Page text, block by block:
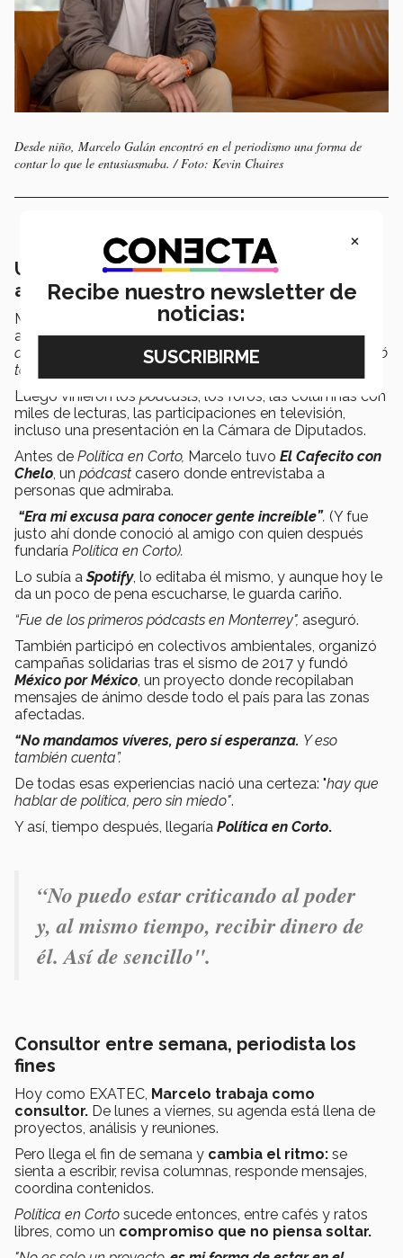
Desde niño, Marcelo Galán encontró en el periodismo una forma de
contar lo que le entusiasmaba. / Foto: Kevin Chaires
Un periodista que se formó desde los 9
años
Marcelo comenzó en el periodismo a las 9 años.
abuelo le enseñó a leer el periódico.“Los domingos me
daba la sección de deportes y las caricaturas. Ahí empezó
todo”.
Luego vinieron los pódcasts , los foros, las columnas con
miles de lecturas, las participaciones en televisión,
incluso una presentación en la Cámara de Diputados.
Antes de Política en Corto, Marcelo tuvo El Cafecito con
Chelo , un pódcast casero donde entrevistaba a
personas que admiraba.
“Era mi excusa para conocer gente increíble”. (Y fue
justo ahí donde conoció al amigo con quien después
fundaría Política en Corto).
Lo subía aSpotify, lo editaba él mismo, y aunque hoy le
da un poco de pena escucharse, le guarda cariño.
“Fue de los primeros pódcasts en Monterrey", aseguró.
También participó en colectivos ambientales, organizó
campañas solidarias tras el sismo de 2017 y fundó
México por México , un proyecto donde recopilaban
mensajes de ánimo desde todo el país para las zonas
afectadas.
“No mandamos víveres, pero sí esperanza. Y eso
también cuenta”.
De todas esas experiencias nació una certeza: "hay que
hablar de política, pero sin miedo".
Y así, tiempo después, llegaría Política en Corto.
“No puedo estar criticando al poder
y, al mismo tiempo, recibir dinero de
él. Así de sencillo".
Consultor entre semana, periodista los
fines
Hoy como EXATEC, Marcelo trabaja como
consultor. De lunes a viernes, su agenda está llena de
proyectos, análisis y reuniones.
Pero llega el fin de semana y cambia el ritmo: se
sienta a escribir, revisa columnas, responde mensajes,
coordina contenidos.
Política en Corto sucede entonces, entre cafés y ratos
libres, como un compromiso que no piensa soltar.
×
Recibe nuestro newsletter de
noticias: